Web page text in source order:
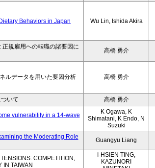
Behaviors in Japan Wu Lin, Ishida Akira
規雇用への転職の諸要因に
高橋 勇介
ルデータを用いた要因分析 高橋 勇介
いて
高橋 勇介
vulnerability in a 14-wave
K Ogawa, K
Shimatani, K Endo, N
Suzuki
the Moderating Role
Guangyu Liang
COMPETITION,
IN TAIWAN
I-HSIEN TING,
KAZUNORI